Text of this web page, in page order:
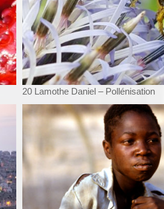
20 Lamothe Daniel – Pollénisation